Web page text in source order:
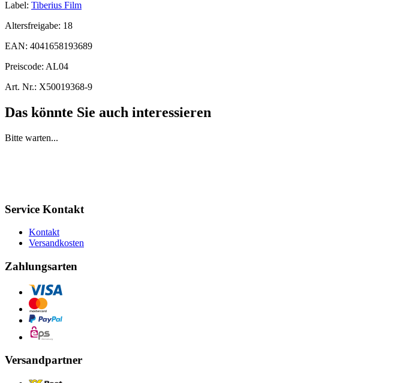
Label: Tiberius Film
Altersfreigabe: 18
EAN: 4041658193689
Preiscode: AL04
Art. Nr.: X50019368-9
Das könnte Sie auch interessieren
Bitte warten...
Service Kontakt
Kontakt
Versandkosten
Zahlungsarten
Versandpartner